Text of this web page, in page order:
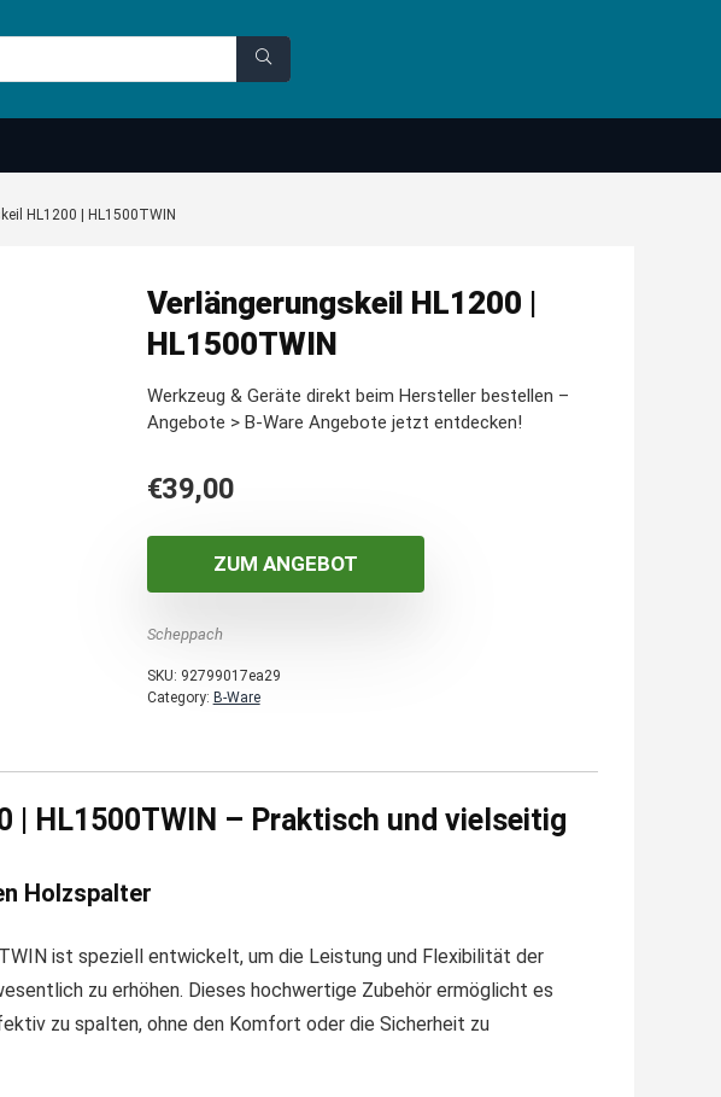
HL1200 | HL1500TWIN
Verlängerungskeil HL1200 |
HL1500TWIN
Werkzeug & Geräte direkt beim Hersteller bestellen –
Angebote > B-Ware Angebote jetzt entdecken!
€39,00
ZUM ANGEBOT
Scheppach
SKU: 92799017ea29
Category: B-Ware
| HL1500TWIN – Praktisch und vielseitig
Holzspalter
ist speziell entwickelt, um die Leistung und Flexibilität der
zu erhöhen. Dieses hochwertige Zubehör ermöglicht es
zu spalten, ohne den Komfort oder die Sicherheit zu